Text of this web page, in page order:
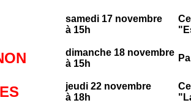
samedi 17 novembre
à 15h
dimanche 18 novembre
à 15h
jeudi 22 novembre
à 18h